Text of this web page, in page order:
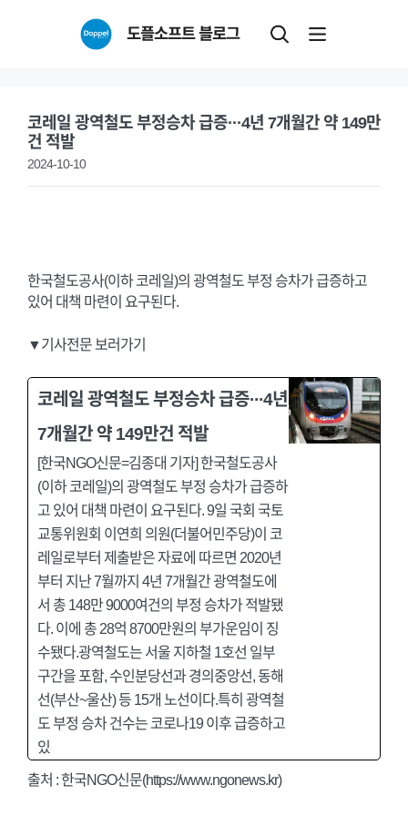
도플소프트 블로그
코레일 광역철도 부정승차 급증···4년 7개월간 약 149만
건 적발
2024-10-10
한국철도공사(이하 코레일)의 광역철도 부정 승차가 급증하고
있어 대책 마련이 요구된다.
▼기사전문 보러가기
코레일 광역철도 부정승차 급증···4년
7개월간 약 149만건 적발
[한국NGO신문=김종대 기자] 한국철도공사
(이하 코레일)의 광역철도 부정 승차가 급증하
고 있어 대책 마련이 요구된다. 9일 국회 국토
교통위원회 이연희 의원(더불어민주당)이 코
레일로부터 제출받은 자료에 따르면 2020년
부터 지난 7월까지 4년 7개월간 광역철도에
서 총 148만 9000여건의 부정 승차가 적발됐
다. 이에 총 28억 8700만원의 부가운임이 징
수됐다.광역철도는 서울 지하철 1호선 일부
구간을 포함, 수인분당선과 경의중앙선, 동해
선(부산~울산) 등 15개 노선이다.특히 광역철
도 부정 승차 건수는 코로나19 이후 급증하고
있
출처 : 한국NGO신문(https://www.ngonews.kr)